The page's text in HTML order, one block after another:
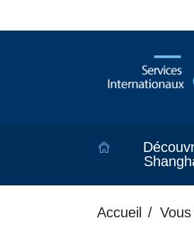
Accueil